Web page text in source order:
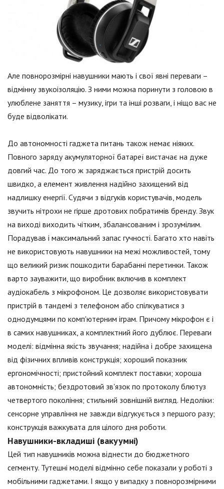
Але повнорозмірні навушники мають і свої явні переваги –
відмінну звукоізоляцію. З ними можна поринути з головою в
улюблене заняття – музику, ігри та інші розваги, і ніщо вас не
буде відволікати.
До автономності гаджета питань також немає ніяких.
Повного заряду акумуляторної батареї вистачає на дуже
довгий час. До того ж заряджається пристрій досить
швидко, а елемент живлення надійно захищений від
надлишку енергії. Судячи з відгуків користувачів, модель
звучить нітрохи не гірше дротових побратимів бренду. Звук
на виході виходить чітким, збалансованим і зрозумілим.
Порадував і максимальний запас гучності. Багато хто навіть
не використовують навушники на межі можливостей, тому
що великий ризик пошкодити барабанні перетинки. Також
варто зауважити, що виробник включив в комплект
аудіокабель з мікрофоном. Це дозволяє використовувати
пристрій в тандемі з телефоном або спілкуватися з
однодумцями по комп'ютерним іграм. Причому мікрофон є і
в самих навушниках, а комплектний його дублює. Переваги
моделі: відмінна якість звучання; надійна і добре захищена
від фізичних впливів конструкція; хороший показник
ергономічності; пристойний комплект поставки; хороша
автономність; бездротовий зв'язок по протоколу блютуз
четвертого покоління; стильний зовнішній вигляд. Недоліки:
сенсорне управління не завжди відгукується з першого разу;
конструкція важкувата для цілого дня роботи.
Навушники-вкладиші (вакуумні)
Цей тип навушників можна віднести до бюджетного
сегменту. Тутешні моделі відмінно себе показали у роботі з
мобільними гаджетами. І якщо у випадку з повнорозмірними